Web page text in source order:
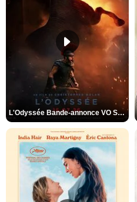
L'Odyssée Bande-annonce VO STFR